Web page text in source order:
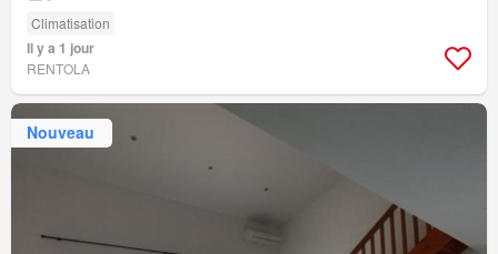
Climatisation
Il y a 1 jour
RENTOLA
Nouveau